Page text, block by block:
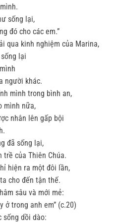
sống lại,
đó cho các em.”
qua kinh nghiệm của Marina,
lại
người khác.
mình trong bình an,
mình nữa,
nhân lên gấp bội
đã sống lại,
trề của Thiên Chúa.
hiện ra một đôi lần,
cho đến tận thế.
sâu và mới mẻ:
ở trong anh em” (c.20)
sống dồi dào: